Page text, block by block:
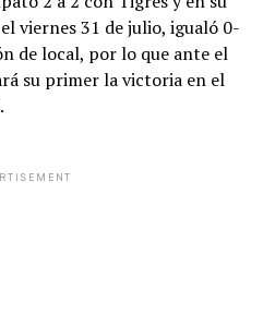
viernes 31 de julio, igualó 0-
de local, por lo que ante el
su primer la victoria en el